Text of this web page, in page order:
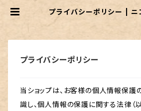
プライバシーポリシー | ニ
ップ BASE店 ●ビーガン
プライバシーポリシー
当ショップは、お客様の個人情報保護
識し、個人情報の保護に関する法律（